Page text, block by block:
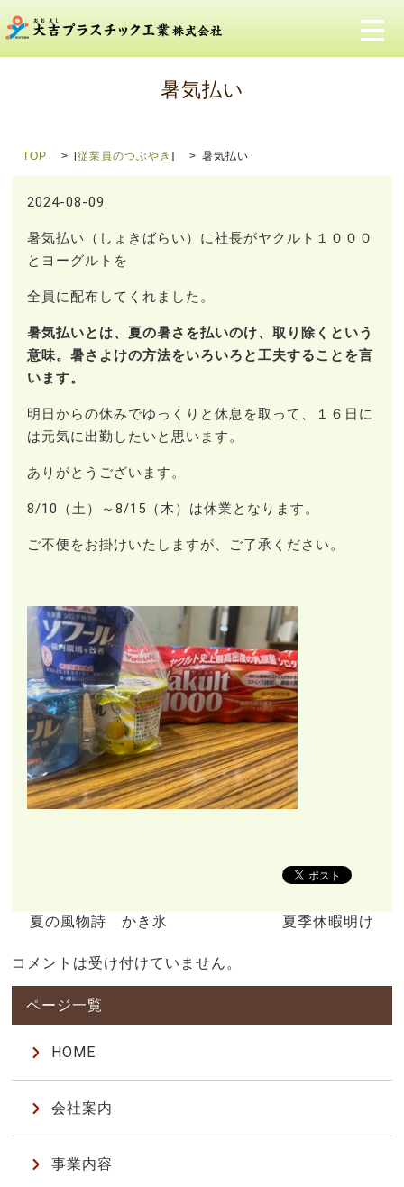
メ
暑気払い
TOP [従業員のつぶやき] 暑気払い
2024-08-09
暑気払い（しょきばらい）に社長がヤクルト１０００
とヨーグルトを
全員に配布してくれました。
暑気払いとは、夏の暑さを払いのけ、取り除くという
意味。暑さよけの方法をいろいろと工夫することを言
います。
明日からの休みでゆっくりと休息を取って、１６日に
は元気に出勤したいと思います。
ありがとうございます。
8/10（土）～8/15（木）は休業となります。
ご不便をお掛けいたしますが、ご了承ください。
夏の風物詩 かき氷 夏季休暇明け
コメントは受け付けていません。
HOME
会社案内
事業内容